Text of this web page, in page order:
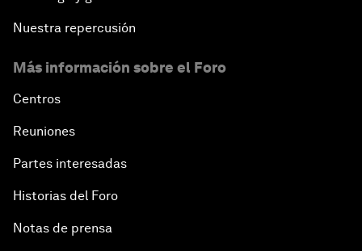
Nuestra repercusión
Más información sobre el Foro
Centros
Reuniones
Partes interesadas
Historias del Foro
Notas de prensa